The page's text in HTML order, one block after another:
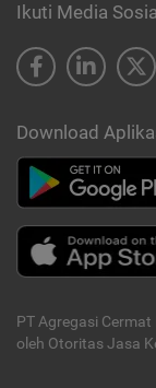
Ikuti Media
Download
PT Agregasi Cermat
oleh Otoritas Jasa